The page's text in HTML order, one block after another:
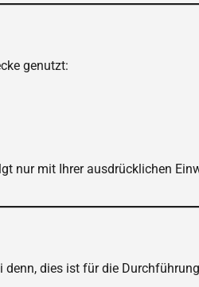
genutzt:
nur mit Ihrer ausdrücklichen
denn, dies ist für die